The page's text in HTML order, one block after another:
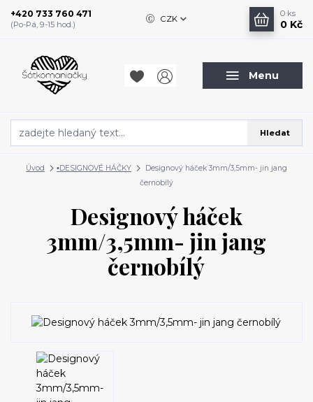
Menu
CZK
Hledat
+420 733 760 471
(Po-Pá, 9-15 hod.)
0 ks
0 Kč
Úvod ▪️DESIGNOVÉ HÁČKY
Designový háček 3mm/3,5mm- jin jang
černobílý
Designový háček
3mm/3,5mm- jin jang
černobílý